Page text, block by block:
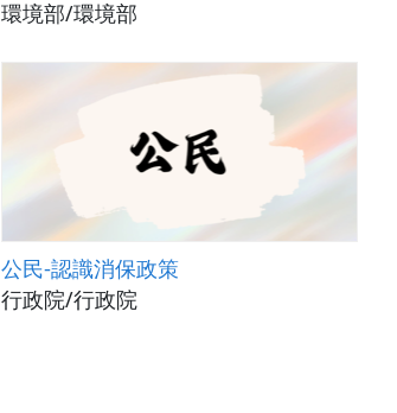
環境部/環境部
公民-認識消保政策
行政院/行政院